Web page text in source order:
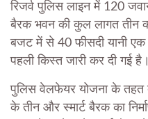
रिजर्व पुलिस लाइन में 120
बैरक भवन की कुल लागत तीन
बजट में से 40 फीसदी यानी
पहली किस्त जारी कर दी गई है।
पुलिस वेलफेयर योजना के तहत
के तीन और स्मार्ट बैरक का